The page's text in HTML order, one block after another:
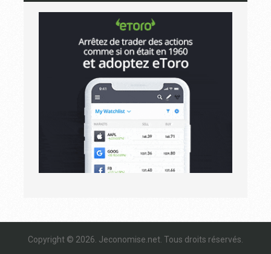
Copyright © 2026. Jeconomise.net. Tous droits réservés.